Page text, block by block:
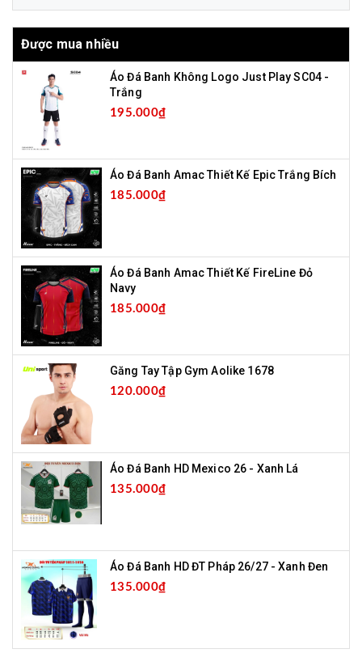
Được mua nhiều
Áo Đá Banh Không Logo Just Play SC04 -
Trắng
195.000₫
Áo Đá Banh Amac Thiết Kế Epic Trắng Bích
185.000₫
Áo Đá Banh Amac Thiết Kế FireLine Đỏ
Navy
185.000₫
Găng Tay Tập Gym Aolike 1678
120.000₫
Áo Đá Banh HD Mexico 26 - Xanh Lá
135.000₫
Áo Đá Banh HD ĐT Pháp 26/27 - Xanh Đen
135.000₫